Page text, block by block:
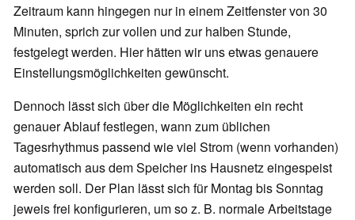
Zeitraum kann hingegen nur in einem Zeitfenster von 30
Minuten, sprich zur vollen und zur halben Stunde,
festgelegt werden. Hier hätten wir uns etwas genauere
Einstellungsmöglichkeiten gewünscht.
Dennoch lässt sich über die Möglichkeiten ein recht
genauer Ablauf festlegen, wann zum üblichen
Tagesrhythmus passend wie viel Strom (wenn vorhanden)
automatisch aus dem Speicher ins Hausnetz eingespeist
werden soll. Der Plan lässt sich für Montag bis Sonntag
jeweis frei konfigurieren, um so z. B. normale Arbeitstage